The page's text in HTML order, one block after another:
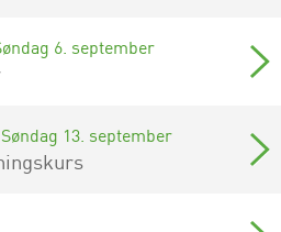
6. september
13. september